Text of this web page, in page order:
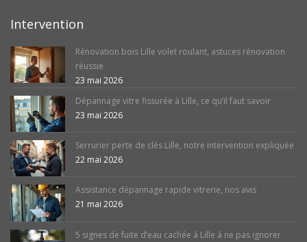
Intervention
Rénovation bois Lille volet roulant, astuces rénovation
réussie
23 mai 2026
Dépannage vitre fissurée à Lille, ce qu’il faut savoir
23 mai 2026
Serrurier perte de clés Lille, notre intervention expliquée
22 mai 2026
Assistance dépannage rapide vitrerie, nos avis
21 mai 2026
5 signes de fuite d’eau cachée à Lille à ne pas ignorer